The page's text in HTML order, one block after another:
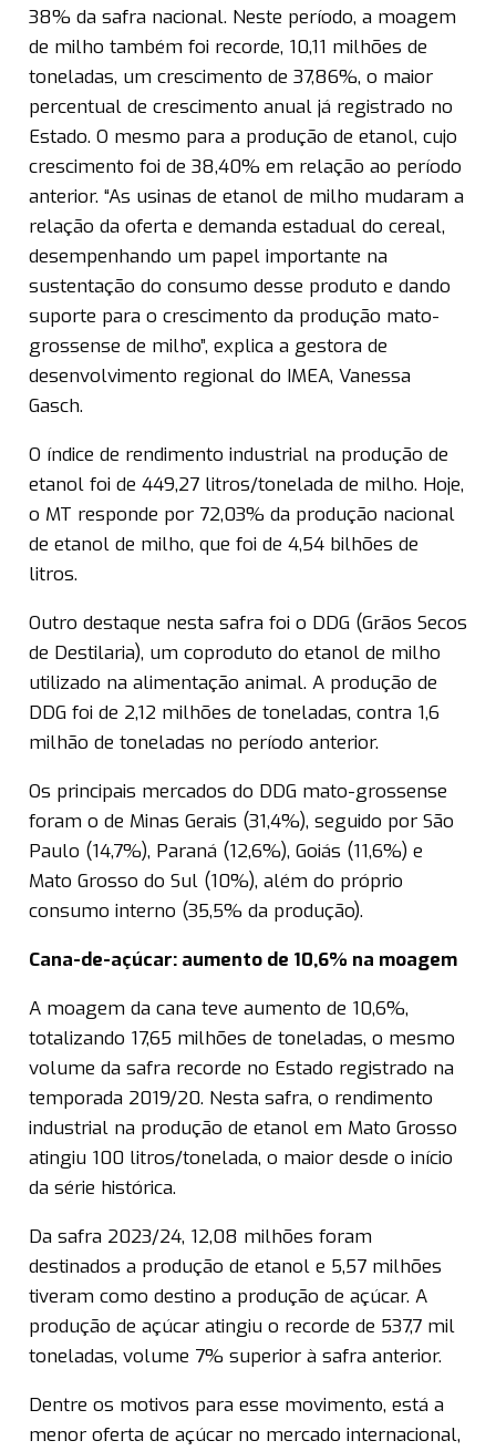
38% da safra nacional. Neste período, a moagem
de milho também foi recorde, 10,11 milhões de
toneladas, um crescimento de 37,86%, o maior
percentual de crescimento anual já registrado no
Estado. O mesmo para a produção de etanol, cujo
crescimento foi de 38,40% em relação ao período
anterior. “As usinas de etanol de milho mudaram a
relação da oferta e demanda estadual do cereal,
desempenhando um papel importante na
sustentação do consumo desse produto e dando
suporte para o crescimento da produção mato-
grossense de milho”, explica a gestora de
desenvolvimento regional do IMEA, Vanessa
Gasch.
O índice de rendimento industrial na produção de
etanol foi de 449,27 litros/tonelada de milho. Hoje,
o MT responde por 72,03% da produção nacional
de etanol de milho, que foi de 4,54 bilhões de
litros.
Outro destaque nesta safra foi o DDG (Grãos Secos
de Destilaria), um coproduto do etanol de milho
utilizado na alimentação animal. A produção de
DDG foi de 2,12 milhões de toneladas, contra 1,6
milhão de toneladas no período anterior.
Os principais mercados do DDG mato-grossense
foram o de Minas Gerais (31,4%), seguido por São
Paulo (14,7%), Paraná (12,6%), Goiás (11,6%) e
Mato Grosso do Sul (10%), além do próprio
consumo interno (35,5% da produção).
Cana-de-açúcar: aumento de 10,6% na moagem
A moagem da cana teve aumento de 10,6%,
totalizando 17,65 milhões de toneladas, o mesmo
volume da safra recorde no Estado registrado na
temporada 2019/20. Nesta safra, o rendimento
industrial na produção de etanol em Mato Grosso
atingiu 100 litros/tonelada, o maior desde o início
da série histórica.
Da safra 2023/24, 12,08 milhões foram
destinados a produção de etanol e 5,57 milhões
tiveram como destino a produção de açúcar. A
produção de açúcar atingiu o recorde de 537,7 mil
toneladas, volume 7% superior à safra anterior.
Dentre os motivos para esse movimento, está a
menor oferta de açúcar no mercado internacional,